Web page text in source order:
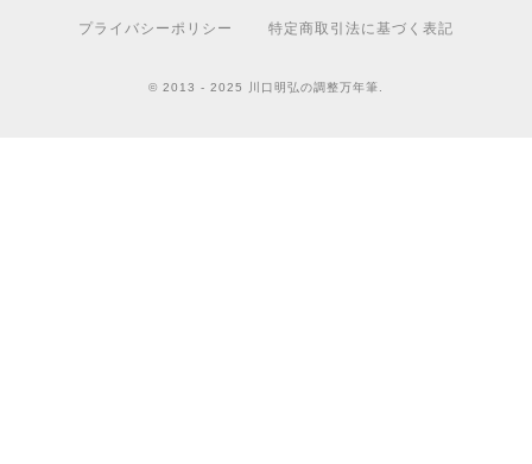
プライバシーポリシー 特定商取引法に基づく表記
© 2013 - 2025 川口明弘の調整万年筆.